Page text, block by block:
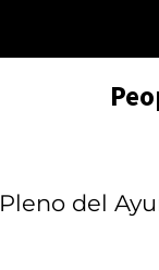
Pleno del